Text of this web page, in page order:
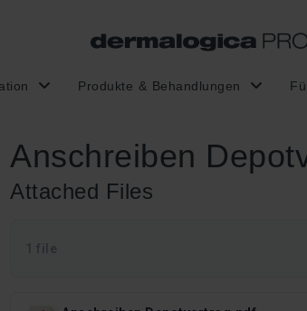
Produkte & Behandlungen
Anschreiben
Attached Files
1 file